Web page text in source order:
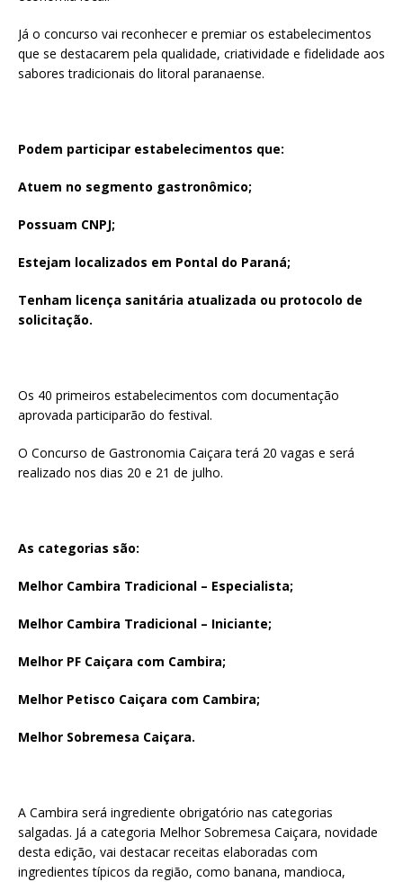
Já o concurso vai reconhecer e premiar os estabelecimentos
que se destacarem pela qualidade, criatividade e fidelidade aos
sabores tradicionais do litoral paranaense.
Podem participar estabelecimentos que:
Atuem no segmento gastronômico;
Possuam CNPJ;
Estejam localizados em Pontal do Paraná;
Tenham licença sanitária atualizada ou protocolo de
solicitação.
Os 40 primeiros estabelecimentos com documentação
aprovada participarão do festival.
O Concurso de Gastronomia Caiçara terá 20 vagas e será
realizado nos dias 20 e 21 de julho.
As categorias são:
Melhor Cambira Tradicional – Especialista;
Melhor Cambira Tradicional – Iniciante;
Melhor PF Caiçara com Cambira;
Melhor Petisco Caiçara com Cambira;
Melhor Sobremesa Caiçara.
A Cambira será ingrediente obrigatório nas categorias
salgadas. Já a categoria Melhor Sobremesa Caiçara, novidade
desta edição, vai destacar receitas elaboradas com
ingredientes típicos da região, como banana, mandioca,